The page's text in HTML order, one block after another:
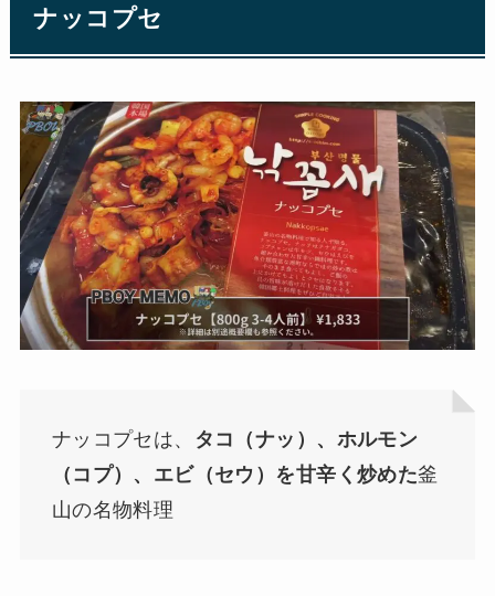
ナッコプセ
ナッコプセは、
タコ（ナッ）、ホルモン
（コプ）、エビ（セウ）を甘辛く炒めた釜
山の名物料理